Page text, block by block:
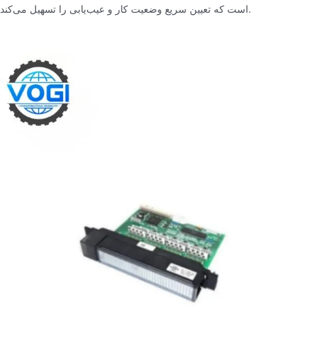
است که تعیین سریع وضعیت کار و عیب‌یابی را تسهیل می‌کند.